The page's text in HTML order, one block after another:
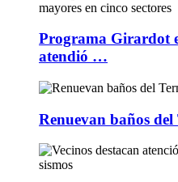
Programa Girardot
atendió …
Renuevan baños